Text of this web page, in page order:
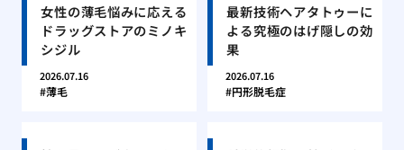
女性の薄毛悩みに応える
ドラッグストアのミノキ
シジル
2026.07.16
薄毛
最新技術ヘアタトゥーに
よる究極のはげ隠しの効
果
2026.07.16
円形脱毛症